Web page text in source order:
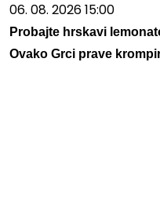
06. 08. 2026 15:00
Probajte hrskavi
Ovako Grci prave